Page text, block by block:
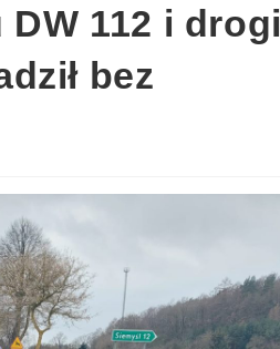
112 i drogi
bez